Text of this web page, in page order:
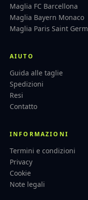
Maglia FC Barcellona
Maglia Bayern Monaco
Maglia Paris Saint
AIUTO
Guida alle taglie
Spedizioni
Resi
Contatto
INFORMAZIONI
Termini e condizioni
Privacy
Cookie
Note legali